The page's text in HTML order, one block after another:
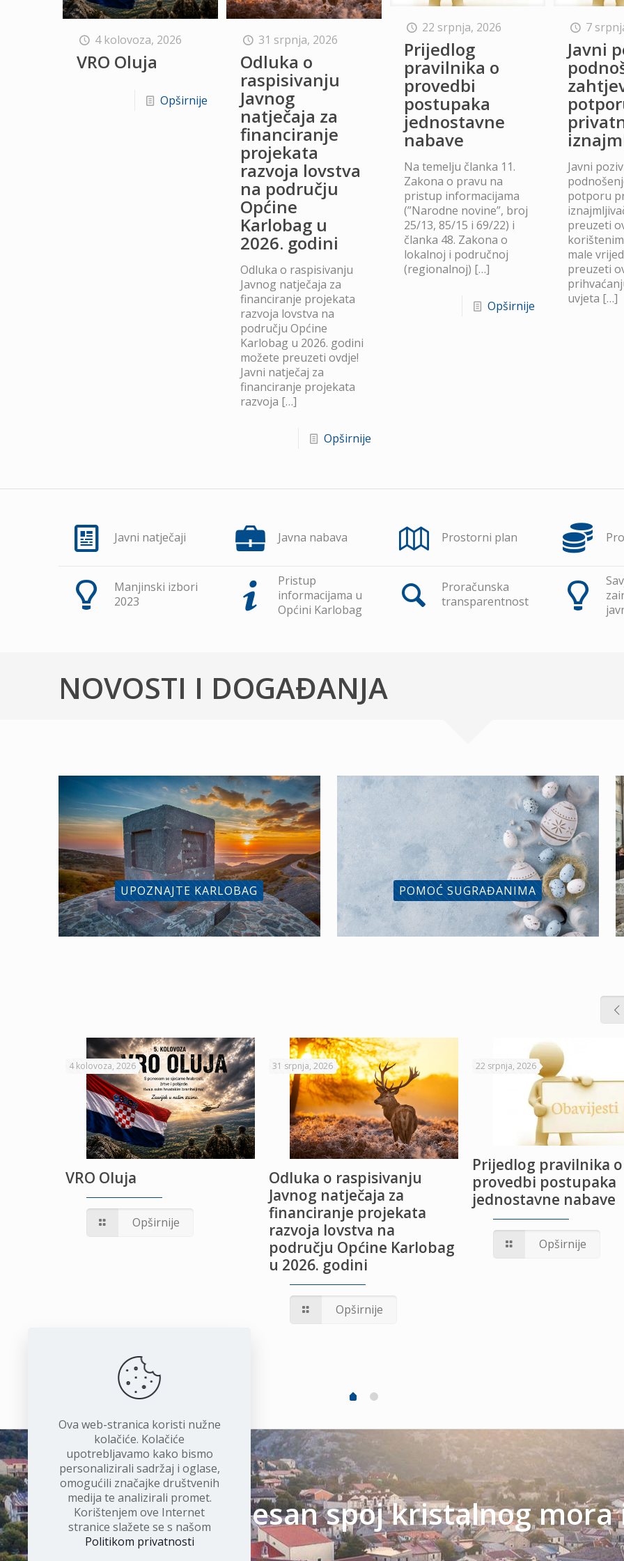
4 kolovoza, 2026
VRO Oluja
Opširnije
31 srpnja, 2026
Odluka o
raspisivanju
Javnog
natječaja za
financiranje
projekata
razvoja lovstva
na području
Općine
Karlobag u
2026. godini
Odluka o raspisivanju
Javnog natječaja za
financiranje projekata
razvoja lovstva na
području Općine
Karlobag u 2026. godini
možete preuzeti ovdje!
Javni natječaj za
financiranje projekata
razvoja […]
Opširnije
22 srpnja, 2026
Prijedlog
pravilnika o
provedbi
postupaka
jednostavne
nabave
Na temelju članka 11.
Zakona o pravu na
pristup informacijama
(”Narodne novine”, broj
25/13, 85/15 i 69/22) i
članka 48. Zakona o
lokalnoj i područnoj
(regionalnoj) […]
Opširnije
7
Javni
Javni
potporu
preuzeti
male
preuzeti
uvjeta […]
Javni natječaji Javna nabava Prostorni plan
Manjinski izbori
2023
Pristup
informacijama u
Općini Karlobag
Proračunska
transparentnost
NOVOSTI I DOGAĐANJA
UPOZNAJTE KARLOBAG POMOĆ SUGRAĐANIMA
4 kolovoza, 2026
VRO Oluja
Opširnije
31 srpnja, 2026
Odluka o raspisivanju
Javnog natječaja za
financiranje projekata
razvoja lovstva na
području Općine Karlobag
u 2026. godini
Opširnije
22 srpnja, 2026
Prijedlog pravilnika o
provedbi postupaka
jednostavne nabave
Opširnije
Čudesan spoj kristalnog
Ova web-stranica koristi nužne
kolačiće. Kolačiće
upotrebljavamo kako bismo
personalizirali sadržaj i oglase,
omogućili značajke društvenih
medija te analizirali promet.
Korištenjem ove Internet
stranice slažete se s našom
Politikom privatnosti